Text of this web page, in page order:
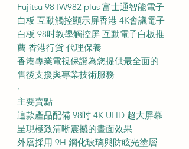
Fujitsu 98 IW982 plus 富士通智能電子
白板 互動觸控顯示屏香港 4K會議電子
白板 98吋教學觸控屏 互動電子白板推
薦 香港行貨 代理保養
香港專業電視保證為您提供最全面的
售後支援與專業技術服務
·
主要賣點
這款產品配備 98吋 4K UHD 超大屏幕
呈現極致清晰震撼的畫面效果
外層採用 9H 鋼化玻璃與防眩光塗層